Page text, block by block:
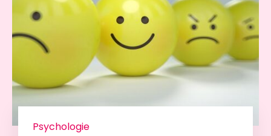
Psychologie